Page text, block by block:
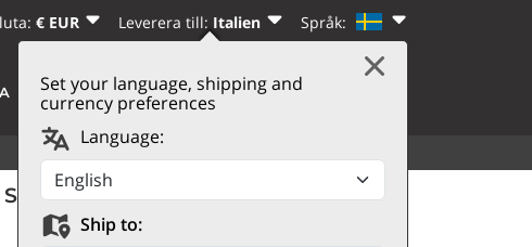
€ EUR Leverera till: Italien Språk:
Set your language, shipping and
currency preferences
Language:
Ship to:
IN | REGISTRERA DIG VARUKORG
UPPTÄCK